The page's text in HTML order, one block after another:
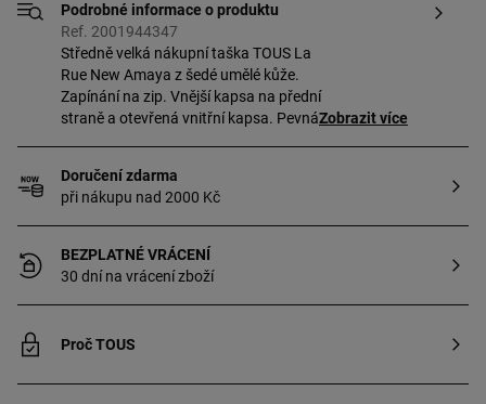
Podrobné informace o produktu
Ref. 2001944347
Středně velká nákupní taška TOUS La
Rue New Amaya z šedé umělé kůže.
Zapínání na zip. Vnější kapsa na přední
straně a otevřená vnitřní kapsa. Pevná
(výška × šířka × hloubka):
23 × 31 × 16 cm.
Zobrazit více
Doručení zdarma
při nákupu nad 2000 Kč
BEZPLATNÉ VRÁCENÍ
30 dní na vrácení zboží
Proč TOUS